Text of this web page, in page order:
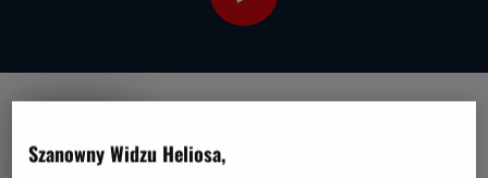
Tom & Jerry
Szanowny Widzu Heliosa,